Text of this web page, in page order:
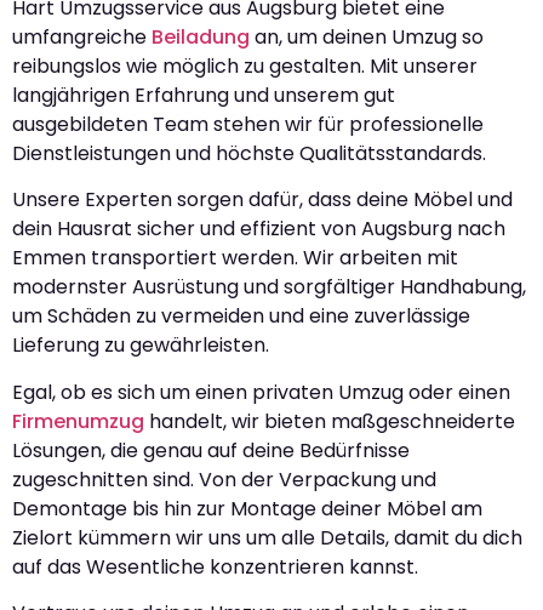
Hart Umzugsservice aus Augsburg bietet eine
umfangreiche Beiladung an, um deinen Umzug so
reibungslos wie möglich zu gestalten. Mit unserer
langjährigen Erfahrung und unserem gut
ausgebildeten Team stehen wir für professionelle
Dienstleistungen und höchste Qualitätsstandards.
Unsere Experten sorgen dafür, dass deine Möbel und
dein Hausrat sicher und effizient von Augsburg nach
Emmen transportiert werden. Wir arbeiten mit
modernster Ausrüstung und sorgfältiger Handhabung,
um Schäden zu vermeiden und eine zuverlässige
Lieferung zu gewährleisten.
Egal, ob es sich um einen privaten Umzug oder einen
Firmenumzug handelt, wir bieten maßgeschneiderte
Lösungen, die genau auf deine Bedürfnisse
zugeschnitten sind. Von der Verpackung und
Demontage bis hin zur Montage deiner Möbel am
Zielort kümmern wir uns um alle Details, damit du dich
auf das Wesentliche konzentrieren kannst.